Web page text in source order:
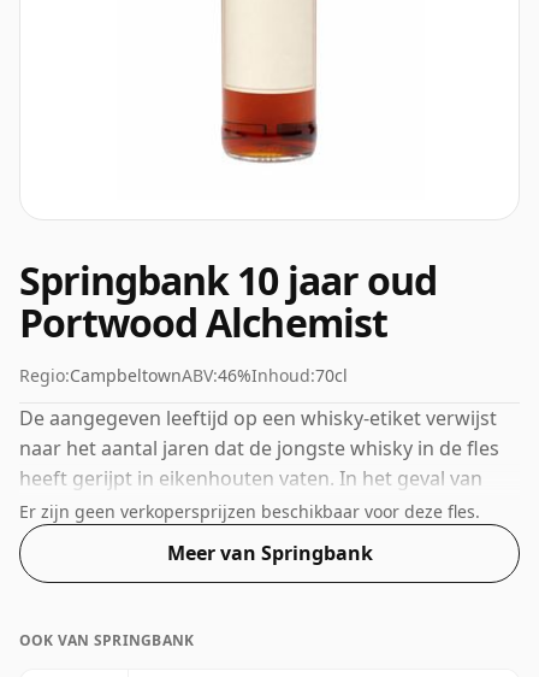
Springbank 10 jaar oud
Portwood Alchemist
Regio:CampbeltownABV:46%Inhoud:70cl
De aangegeven leeftijd op een whisky-etiket verwijst
naar het aantal jaren dat de jongste whisky in de fles
heeft gerijpt in eikenhouten vaten. In het geval van
deze Scotch Whisky van Springbank is dat 10 jaar. Met
een volume van 46% ABV wordt deze whisky gebotteld
op een optimale drinksterkte. Puur of met een druppel
Er zijn geen verkopersprijzen beschikbaar voor deze fles.
Meer van Springbank
OOK VAN SPRINGBANK